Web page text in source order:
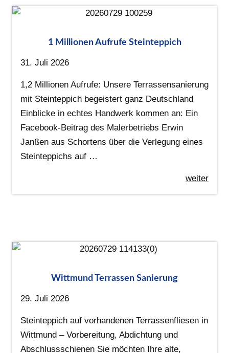
1 Millionen Aufrufe Steinteppich
31. Juli 2026
1,2 Millionen Aufrufe: Unsere Terrassensanierung
mit Steinteppich begeistert ganz Deutschland
Einblicke in echtes Handwerk kommen an: Ein
Facebook-Beitrag des Malerbetriebs Erwin
Janßen aus Schortens über die Verlegung eines
Steinteppichs auf …
weiter
Wittmund Terrassen Sanierung
29. Juli 2026
Steinteppich auf vorhandenen Terrassenfliesen in
Wittmund – Vorbereitung, Abdichtung und
Abschlussschienen Sie möchten Ihre alte,